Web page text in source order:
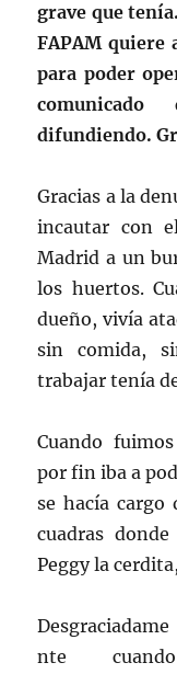
grave que
FAPAM quiere
para poder
difundiendo.
Gracias a la
incautar con
Madrid a un
los huertos.
dueño, vivía
sin comida,
trabajar tenía
Cuando
por fin iba a
se hacía cargo
cuadras
Peggy la
Desgraciadame
nte cuando